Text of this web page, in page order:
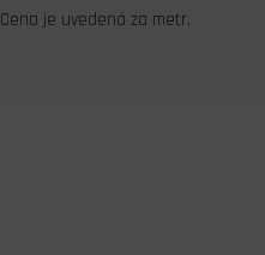
Cena je uvedená za metr.